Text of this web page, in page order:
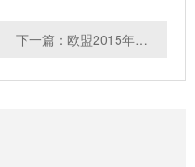
下一篇：欧盟2015年12月21日起对玩具中阻燃剂及双酚A实施更严格限制